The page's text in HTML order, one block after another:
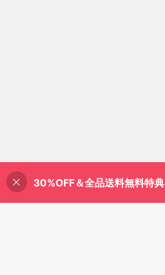
36% 割引！
30%OFF＆全品送料無料特典